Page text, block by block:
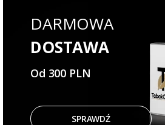
DARMOWA
DOSTAWA
Od 300 PLN
SPRAWDŹ